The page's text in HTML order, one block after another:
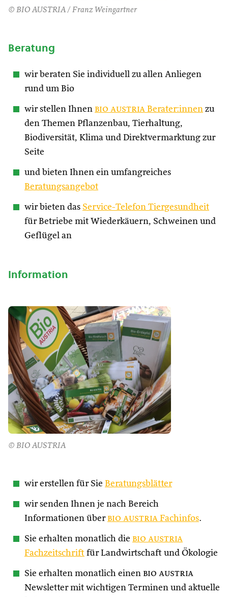
© BIO AUSTRIA / Franz Weingartner
Beratung
wir beraten Sie individuell zu allen Anliegen
rund um Bio
wir stellen Ihnen bio austria Berater:innen zu
den Themen Pflanzenbau, Tierhaltung,
Biodiversität, Klima und Direktvermarktung zur
Seite
und bieten Ihnen ein umfangreiches
Beratungsangebot
wir bieten das Service-Telefon Tiergesundheit
für Betriebe mit Wiederkäuern, Schweinen und
Geflügel an
Information
© BIO AUSTRIA
wir erstellen für Sie Beratungsblätter
wir senden Ihnen je nach Bereich
Informationen über bio austria Fachinfos.
Sie erhalten monatlich die bio austria
Fachzeitschrift für Landwirtschaft und Ökologie
Sie erhalten monatlich einen bio austria
Newsletter mit wichtigen Terminen und aktuelle